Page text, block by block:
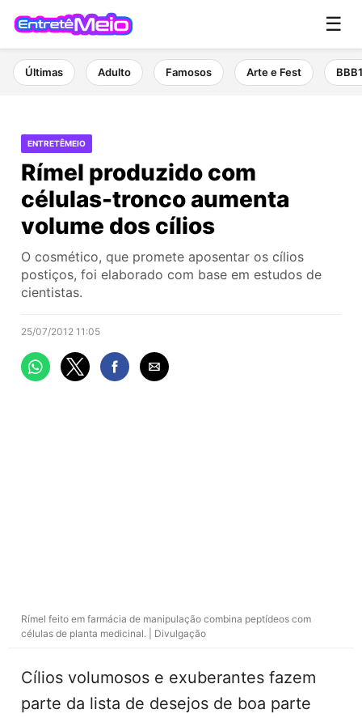
☰
Últimas Adulto Famosos Arte e Fest
ENTRETÊMEIO
Rímel produzido com
células-tronco aumenta
volume dos cílios
O cosmético, que promete aposentar os cílios
postiços, foi elaborado com base em estudos de
cientistas.
25/07/2012 11:05
Rímel feito em farmácia de manipulação combina peptídeos com
células de planta medicinal. | Divulgação
Cílios volumosos e exuberantes fazem
parte da lista de desejos de boa parte